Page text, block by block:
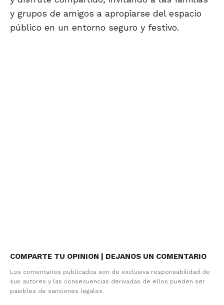
y grupos de amigos a apropiarse del espacio
público en un entorno seguro y festivo.
COMPARTE TU OPINION | DEJANOS UN COMENTARIO
Los comentarios publicados son de exclusiva responsabilidad de
sus autores y las consecuencias derivadas de ellos pueden ser
pasibles de sanciones legales.